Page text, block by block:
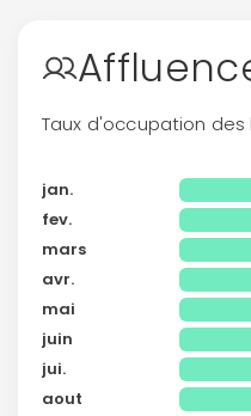
Taux d'occupation des
jan.
fev.
mars
avr.
mai
juin
jui.
aout